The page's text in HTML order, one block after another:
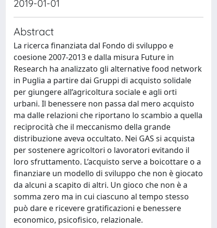
2019-01-01
Abstract
La ricerca finanziata dal Fondo di sviluppo e
coesione 2007-2013 e dalla misura Future in
Research ha analizzato gli alternative food network
in Puglia a partire dai Gruppi di acquisto solidale
per giungere all’agricoltura sociale e agli orti
urbani. Il benessere non passa dal mero acquisto
ma dalle relazioni che riportano lo scambio a quella
reciprocità che il meccanismo della grande
distribuzione aveva occultato. Nei GAS si acquista
per sostenere agricoltori o lavoratori evitando il
loro sfruttamento. L’acquisto serve a boicottare o a
finanziare un modello di sviluppo che non è giocato
da alcuni a scapito di altri. Un gioco che non è a
somma zero ma in cui ciascuno al tempo stesso
può dare e ricevere gratificazioni e benessere
economico, psicofisico, relazionale.